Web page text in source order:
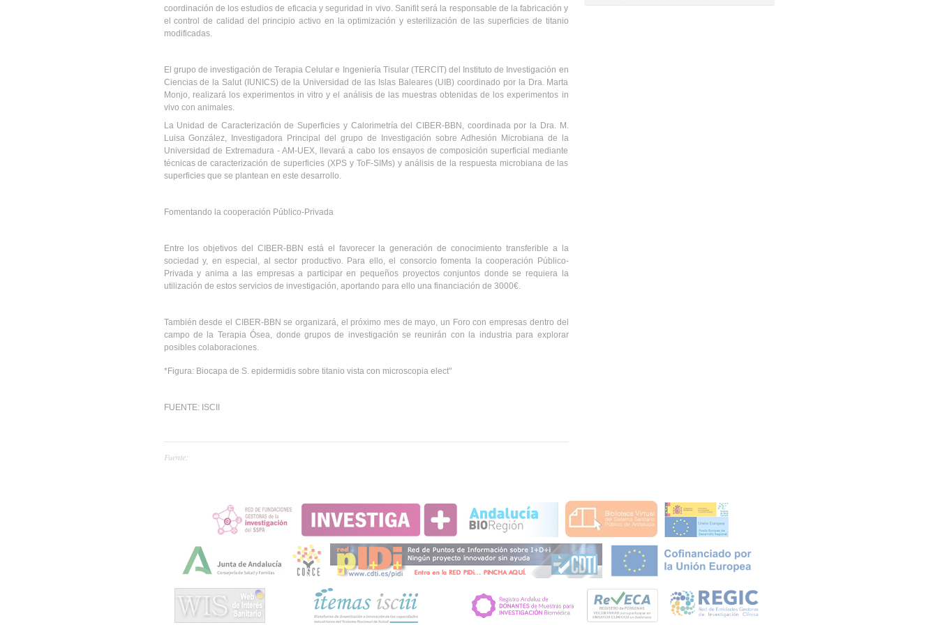
coordinación de los estudios de eficacia y seguridad in vivo. Sanifit será la responsable de la fabricación y
el control de calidad del principio activo en la optimización y esterilización de las superficies de titanio
modificadas.
El grupo de investigación de Terapia Celular e Ingeniería Tisular (TERCIT) del Instituto de Investigación en
Ciencias de la Salut (IUNICS) de la Universidad de las Islas Baleares (UIB) coordinado por la Dra. Marta
Monjo, realizará los experimentos in vitro y el análisis de las muestras obtenidas de los experimentos in
vivo con animales.
La Unidad de Caracterización de Superficies y Calorimetría del CIBER-BBN, coordinada por la Dra. M.
Luisa González, Investigadora Principal del grupo de Investigación sobre Adhesión Microbiana de la
Universidad de Extremadura - AM-UEX, llevará a cabo los ensayos de composición superficial mediante
técnicas de caracterización de superficies (XPS y ToF-SIMs) y análisis de la respuesta microbiana de las
superficies que se plantean en este desarrollo.
Fomentando la cooperación Público-Privada
Entre los objetivos del CIBER-BBN está el favorecer la generación de conocimiento transferible a la
sociedad y, en especial, al sector productivo. Para ello, el consorcio fomenta la cooperación Público-
Privada y anima a las empresas a participar en pequeños proyectos conjuntos donde se requiera la
utilización de estos servicios de investigación, aportando para ello una financiación de 3000€.
También desde el CIBER-BBN se organizará, el próximo mes de mayo, un Foro con empresas dentro del
campo de la Terapia Ósea, donde grupos de investigación se reunirán con la industria para explorar
posibles colaboraciones.
*Figura: Biocapa de S. epidermidis sobre titanio vista con microscopia elect"
FUENTE: ISCII
Fuente: